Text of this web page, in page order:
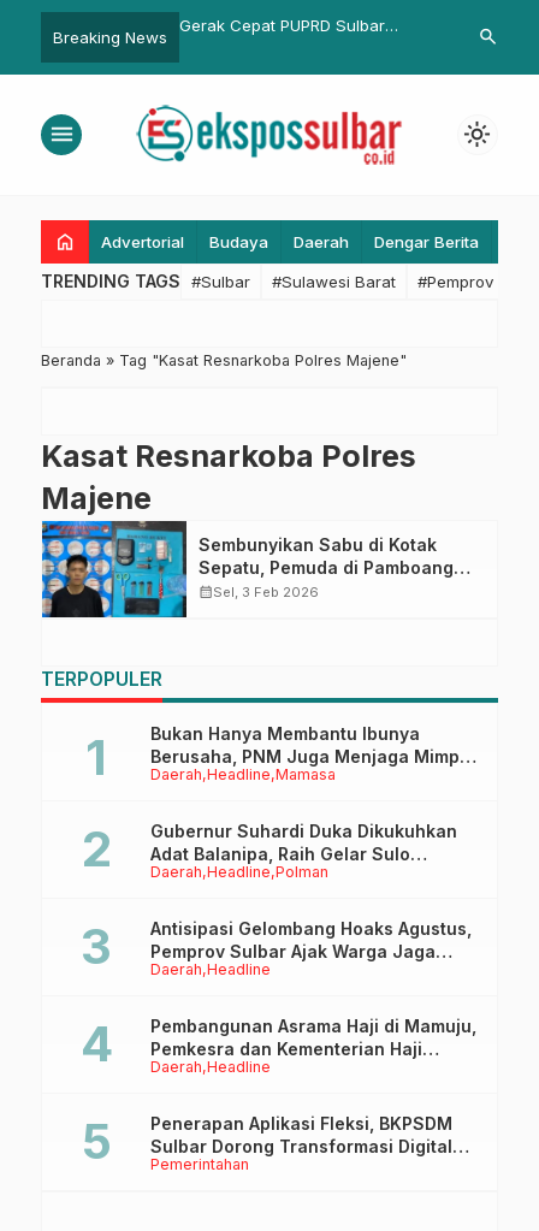
Breaking News
Organisasi Setda
Pengelolaan Arsip
Gerak Cepat PUPRD Sulbar
Kandang Batu, Masyarakat
Pemda
search
menu light_mode
home Advertorial Budaya Daerah Dengar Berita
TRENDING TAGS #Sulbar #Sulawesi Barat #Pemprov
Beranda » Tag "Kasat Resnarkoba Polres Majene"
Kasat Resnarkoba Polres
Majene
Sembunyikan Sabu di Kotak
Sepatu, Pemuda di Pamboang
Diringkus Sat Resnarkoba Polres
calendar_monthSel, 3 Feb 2026
TERPOPULER
Daerah Headline Mamasa
Bukan Hanya Membantu Ibunya
Berusaha, PNM Juga Menjaga Mimpi
Anaknya Untuk Menggapai Cita-Cita
Daerah Headline Polman
Gubernur Suhardi Duka Dikukuhkan
Adat Balanipa, Raih Gelar Sulo
Tappidena
Daerah Headline
Antisipasi Gelombang Hoaks Agustus,
Pemprov Sulbar Ajak Warga Jaga
Ruang Digital
Daerah Headline
Pembangunan Asrama Haji di Mamuju,
Pemkesra dan Kementerian Haji
Sulbar Tinjau Lokasi
Pemerintahan
Penerapan Aplikasi Fleksi, BKPSDM
Sulbar Dorong Transformasi Digital
Sistem Kehadiran ASN